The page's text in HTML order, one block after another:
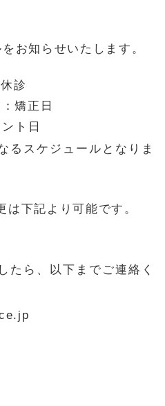
お知らせいたします。
診
矯正日
ト日
るスケジュールとなりま
下記より可能です。
たら、以下までご連絡く